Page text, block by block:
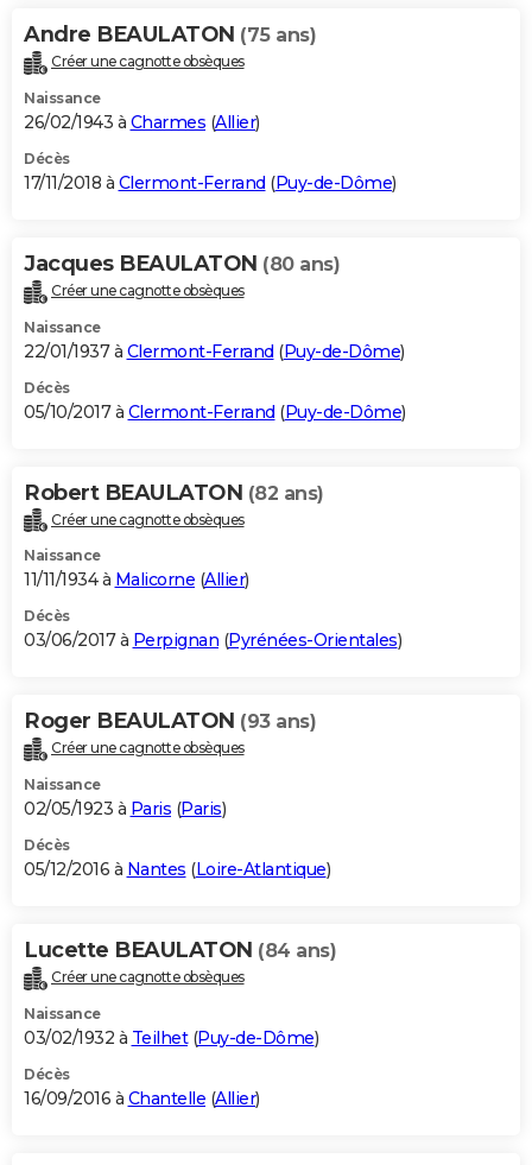
Andre BEAULATON (75 ans)
Créer une cagnotte obsèques
Naissance
26/02/1943 à Charmes (Allier)
Décès
17/11/2018 à Clermont-Ferrand (Puy-de-Dôme)
Jacques BEAULATON (80 ans)
Créer une cagnotte obsèques
Naissance
22/01/1937 à Clermont-Ferrand (Puy-de-Dôme)
Décès
05/10/2017 à Clermont-Ferrand (Puy-de-Dôme)
Robert BEAULATON (82 ans)
Créer une cagnotte obsèques
Naissance
11/11/1934 à Malicorne (Allier)
Décès
03/06/2017 à Perpignan (Pyrénées-Orientales)
Roger BEAULATON (93 ans)
Créer une cagnotte obsèques
Naissance
02/05/1923 à Paris (Paris)
Décès
05/12/2016 à Nantes (Loire-Atlantique)
Lucette BEAULATON (84 ans)
Créer une cagnotte obsèques
Naissance
03/02/1932 à Teilhet(Puy-de-Dôme)
Décès
16/09/2016 à Chantelle (Allier)